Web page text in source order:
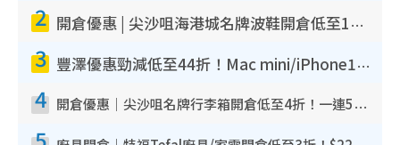
2 開倉優惠 | 尖沙咀海港城名牌波鞋開倉低至1折！On鞋$899起／Joy&Peace鞋履$98起
3 豐澤優惠勁減低至44折！Mac mini/iPhone17Pro大減價！廚房家電$220起
4 開倉優惠｜尖沙咀名牌行李箱開倉低至4折！一連5日 American Tourister/ace./Hallmark $200起！